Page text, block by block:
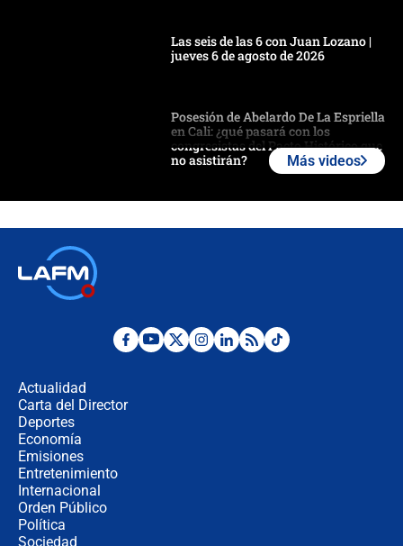
Las seis de las 6 con Juan Lozano |
jueves 6 de agosto de 2026
Posesión de Abelardo De La Espriella
en Cali: ¿qué pasará con los
congresistas del Pacto Histórico que
no asistirán?
¿Por qué De la Espriella gobernará
Más videos
Actualidad
Carta del Director
Deportes
Economía
Emisiones
Entretenimiento
Internacional
Orden Público
Política
Sociedad